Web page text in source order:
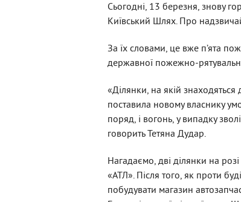
Сьогодні, 13 березня, знову
Київський Шлях. Про
За їх словами, це вже п’ята
державної пожежно-
«Ділянки, на якій
поставила новому власнику
поряд, і вогонь, у випадку
говорить Тетяна Дудар.
Нагадаємо, дві ділянки на
«АТЛ». Після того, як проти
побудувати магазин